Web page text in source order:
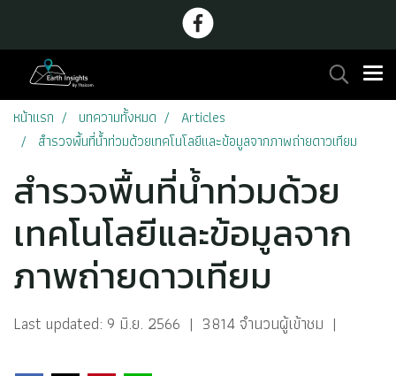
หน้าแรก บทความทั้งหมด
Articles
สำรวจพื้นที่น้ำท่วมด้วยเทคโนโลยีและข้อมูลจากภาพถ่ายดาวเทียม
สำรวจพื้นที่น้ำท่วมด้วย
เทคโนโลยีและข้อมูลจาก
ภาพถ่ายดาวเทียม
Last updated: 9 มิ.ย. 2566 | 3814 จำนวนผู้เข้าชม |